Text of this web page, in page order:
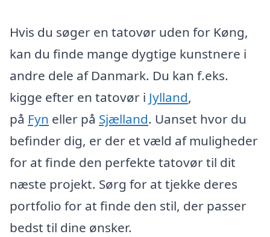
Hvis du søger en tatovør uden for Køng,
kan du finde mange dygtige kunstnere i
andre dele af Danmark. Du kan f.eks.
kigge efter en tatovør i Jylland,
på Fyn eller på Sjælland. Uanset hvor du
befinder dig, er der et væld af muligheder
for at finde den perfekte tatovør til dit
næste projekt. Sørg for at tjekke deres
portfolio for at finde den stil, der passer
bedst til dine ønsker.